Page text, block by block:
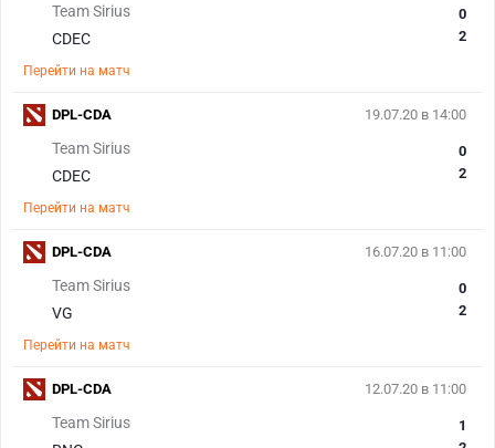
Team Sirius
CDEC
0
2
Перейти на матч
19.07.20 в 14:00
Team Sirius
CDEC
0
2
Перейти на матч
DPL-CDA
16.07.20 в 11:00
Team Sirius
VG
0
2
Перейти на матч
DPL-CDA
12.07.20 в 11:00
Team Sirius
1
DPL-CDA